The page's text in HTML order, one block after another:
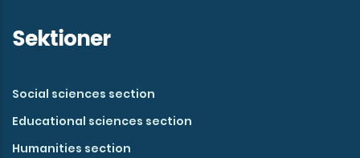
Sektioner
Social sciences section
Educational sciences section
Humanities section